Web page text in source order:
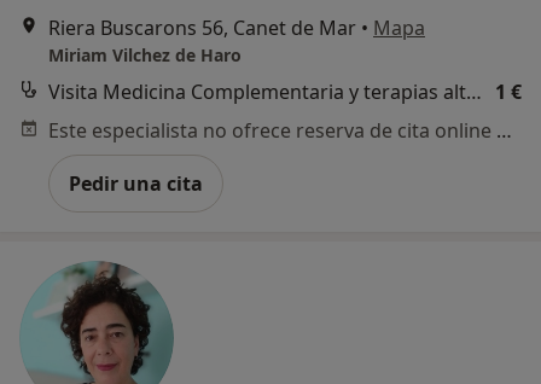
Riera Buscarons 56, Canet de Mar • Mapa
Miriam Vilchez de Haro
Visita Medicina Complementaria y terapias alternativas 1 €
Este especialista no ofrece reserva de cita online en esta dirección.
Pedir una cita